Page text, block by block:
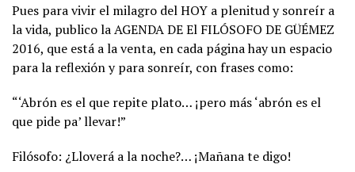
Pues para vivir el milagro del HOY a plenitud y sonreír a
la vida, publico la AGENDA DE El FILÓSOFO DE GÜÉMEZ
2016, que está a la venta, en cada página hay un espacio
para la reflexión y para sonreír, con frases como:
“‘Abrón es el que repite plato… ¡pero más ‘abrón es el
que pide pa’ llevar!”
Filósofo: ¿Lloverá a la noche?… ¡Mañana te digo!